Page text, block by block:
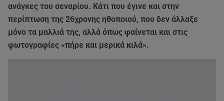
ανάγκες του σεναρίου. Κάτι που έγινε και στην
περίπτωση της 26χρονης ηθοποιού, που δεν άλλαξε
μόνο τα μαλλιά της, αλλά όπως φαίνεται και στις
φωτογραφίες «πήρε και μερικά κιλά».